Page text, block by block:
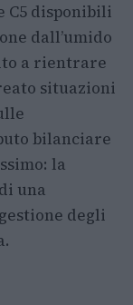
C5 disponibili
dall’umido
a rientrare
situazioni
bilanciare
la
una
degli